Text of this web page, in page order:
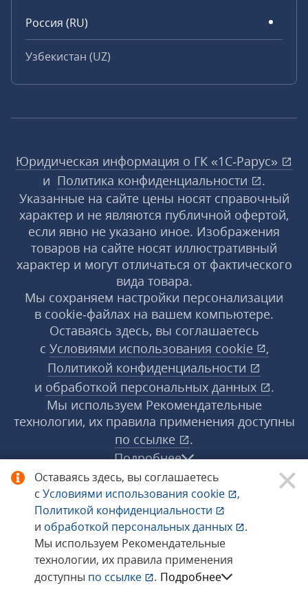
Оставаясь здесь, вы соглашаетесь
с Условиями использования cookie
,
Политикой конфиденциальности
и обработкой персональных данных
.
Мы используем Рекомендательные
технологии, их правила применения
доступны по ссылке . Подробнее
Россия (RU)
Узбекистан (UZ)
Юридическая информация о ГК «1С‑Рарус»
и Политика конфиденциальности
.
Указанные на сайте цены носят справочный
характер и не являются публичной офертой,
если явно не указано иное. Изображения
товаров на сайте носят иллюстративный
характер и могут отличаться от фактического
вида товара.
Мы сохраняем настройки персонализации
в cookie‑файлах на вашем компьютере.
Оставаясь здесь, вы соглашаетесь
с Условиями использования cookie
,
Политикой конфиденциальности
и обработкой персональных данных
.
Мы используем Рекомендательные
технологии, их правила применения доступны
по ссылке
.
Подробнее
© 1998−2026 «1С‑Рарус» ®. Все права
защищены.
Сообщить об ошибке